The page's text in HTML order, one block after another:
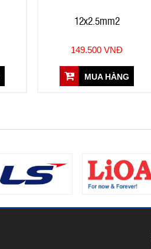
12x2.5mm2
149.500 VNĐ
MUA HÀNG